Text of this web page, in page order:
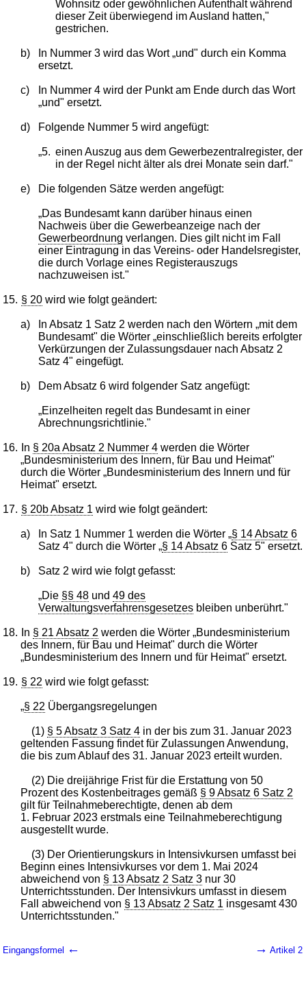
Wohnsitz oder gewöhnlichen Aufenthalt während
dieser Zeit überwiegend im Ausland hatten,"
gestrichen.
b)
In Nummer 3 wird das Wort „und" durch ein Komma
ersetzt.
c)
In Nummer 4 wird der Punkt am Ende durch das Wort
„und" ersetzt.
d) Folgende Nummer 5 wird angefügt:
„5. einen Auszug aus dem Gewerbezentralregister, der
in der Regel nicht älter als drei Monate sein darf."
e) Die folgenden Sätze werden angefügt:
„Das Bundesamt kann darüber hinaus einen
Nachweis über die Gewerbeanzeige nach der
Gewerbeordnung verlangen. Dies gilt nicht im Fall
einer Eintragung in das Vereins- oder Handelsregister,
die durch Vorlage eines Registerauszugs
nachzuweisen ist."
15. § 20 wird wie folgt geändert:
a)
In Absatz 1 Satz 2 werden nach den Wörtern „mit dem
Bundesamt" die Wörter „einschließlich bereits erfolgter
Verkürzungen der Zulassungsdauer nach Absatz 2
Satz 4" eingefügt.
b) Dem Absatz 6 wird folgender Satz angefügt:
„Einzelheiten regelt das Bundesamt in einer
Abrechnungsrichtlinie."
16. In § 20a Absatz 2 Nummer 4 werden die Wörter
„Bundesministerium des Innern, für Bau und Heimat"
durch die Wörter „Bundesministerium des Innern und für
Heimat" ersetzt.
17. § 20b Absatz 1 wird wie folgt geändert:
a) In Satz 1 Nummer 1 werden die Wörter „§ 14 Absatz 6
Satz 4" durch die Wörter „§ 14 Absatz 6Satz 5" ersetzt.
b) Satz 2 wird wie folgt gefasst:
„Die §§ 48und 49 des
Verwaltungsverfahrensgesetzesbleiben unberührt."
18. In § 21 Absatz 2 werden die Wörter „Bundesministerium
des Innern, für Bau und Heimat" durch die Wörter
„Bundesministerium des Innern und für Heimat" ersetzt.
19. § 22 wird wie folgt gefasst:
„§ 22 Übergangsregelungen
(1) § 5 Absatz 3 Satz 4 in der bis zum 31. Januar 2023
geltenden Fassung findet für Zulassungen Anwendung,
die bis zum Ablauf des 31. Januar 2023 erteilt wurden.
(2) Die dreijährige Frist für die Erstattung von 50
Prozent des Kostenbeitrages gemäß § 9 Absatz 6 Satz 2
gilt für Teilnahmeberechtigte, denen ab dem
1. Februar 2023 erstmals eine Teilnahmeberechtigung
ausgestellt wurde.
(3) Der Orientierungskurs in Intensivkursen umfasst bei
Beginn eines Intensivkurses vor dem 1. Mai 2024
abweichend von § 13 Absatz 2 Satz 3 nur 30
Unterrichtsstunden. Der Intensivkurs umfasst in diesem
Fall abweichend von § 13 Absatz 2 Satz 1 insgesamt 430
Unterrichtsstunden."
Eingangsformel ← → Artikel 2